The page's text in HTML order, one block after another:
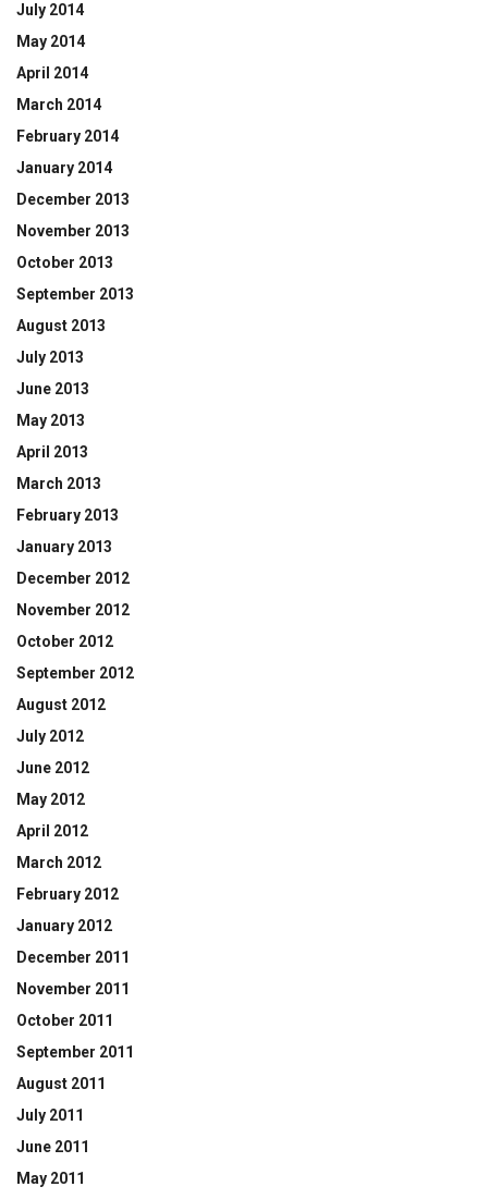
July 2014
May 2014
April 2014
March 2014
February 2014
January 2014
December 2013
November 2013
October 2013
September 2013
August 2013
July 2013
June 2013
May 2013
April 2013
March 2013
February 2013
January 2013
December 2012
November 2012
October 2012
September 2012
August 2012
July 2012
June 2012
May 2012
April 2012
March 2012
February 2012
January 2012
December 2011
November 2011
October 2011
September 2011
August 2011
July 2011
June 2011
May 2011